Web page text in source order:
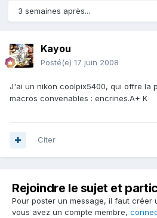
3 semaines après...
Kayou
Posté(e) 17 juin 2008
J'ai un nikon coolpix5400, qui offre la
macros convenables : encrines.A+ K
Citer
Rejoindre le sujet et
Pour poster un message, il faut créer
vous avez un compte membre,